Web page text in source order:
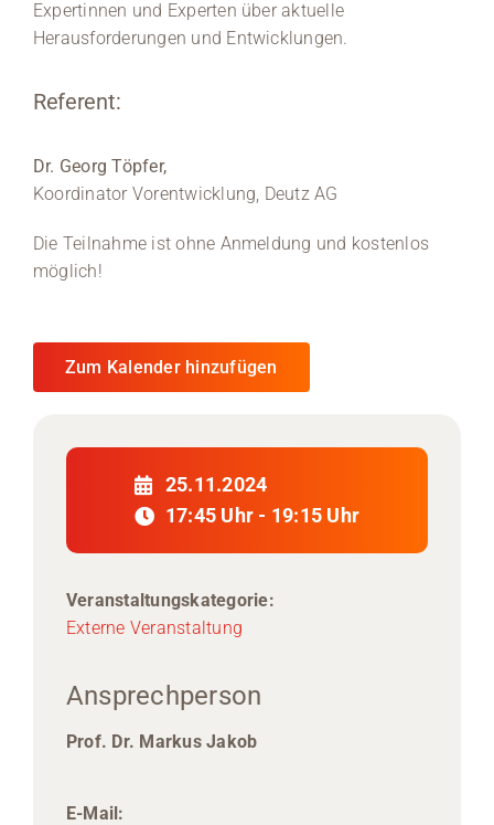
Informationen für …
Kontakt
Medien
News
Expertinnen und Experten über aktuelle
Herausforderungen und Entwicklungen.
Referent:
Dr. Georg Töpfer,
Koordinator Vorentwicklung, Deutz AG
Die Teilnahme ist ohne Anmeldung und kostenlos
möglich!
Zum Kalender hinzufügen
25.11.2024
17:45 Uhr - 19:15 Uhr
Veranstaltungskategorie:
Externe Veranstaltung
Ansprechperson
Prof. Dr. Markus Jakob
E-Mail: